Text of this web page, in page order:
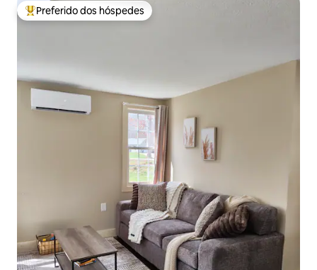
Entre os melhores preferidos dos hóspedes
Preferido dos hóspedes